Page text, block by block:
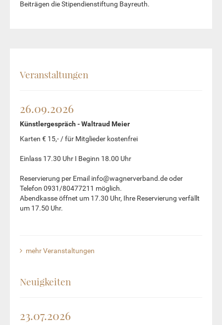
Beiträgen die Stipendienstiftung Bayreuth.
Veranstaltungen
26.09.2026
Künstlergespräch - Waltraud Meier
Karten € 15,- / für Mitglieder kostenfrei
Einlass 17.30 Uhr I Beginn 18.00 Uhr
Reservierung per Email info@wagnerverband.de oder
Telefon 0931/80477211 möglich.
Abendkasse öffnet um 17.30 Uhr, Ihre Reservierung verfällt
um 17.50 Uhr.
mehr Veranstaltungen
Neuigkeiten
23.07.2026